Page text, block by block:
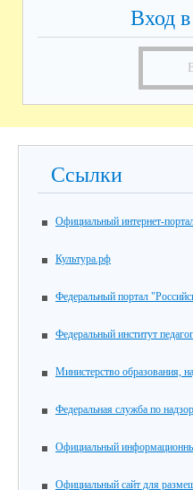
Вход
Ссылки
Официальный интернет-
Культура.рф
Федеральный портал
Федеральный институт
Министерство образования,
Федеральная служба по
Официальный
Официальный сайт для